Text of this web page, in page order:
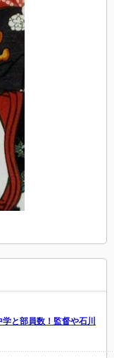
と部員数！監督や石川